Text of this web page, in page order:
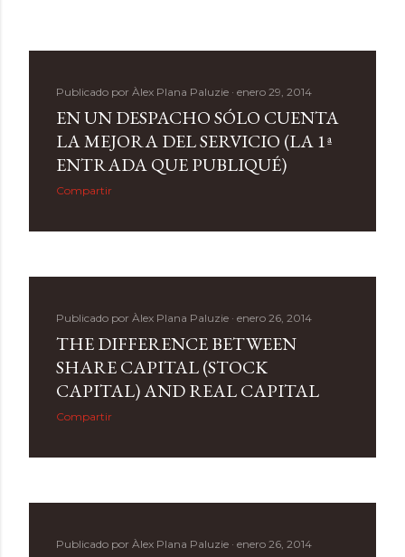
Publicado por Àlex Plana Paluzie enero 29, 2014
EN UN DESPACHO SÓLO CUENTA
LA MEJORA DEL SERVICIO (LA 1ª
ENTRADA QUE PUBLIQUÉ)
Compartir
Publicado por Àlex Plana Paluzie enero 26, 2014
THE DIFFERENCE BETWEEN
SHARE CAPITAL (STOCK
CAPITAL) AND REAL CAPITAL
Compartir
Publicado por Àlex Plana Paluzie enero 26, 2014